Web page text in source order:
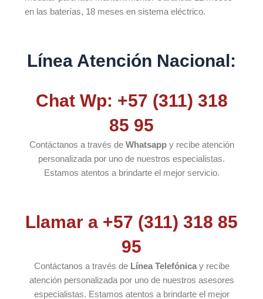
en las baterías, 18 meses en sistema eléctrico.
Línea Atención Nacional:
Chat Wp: +57 (311) 318
85 95
Contáctanos a través de Whatsappy recibe atención
personalizada por uno de nuestros especialistas.
Estamos atentos a brindarte el mejor servicio.
Llamar a +57 (311) 318 85
95
Contáctanos a través deLínea Telefónicay recibe
atención personalizada por uno de nuestros asesores
especialistas. Estamos atentos a brindarte el mejor